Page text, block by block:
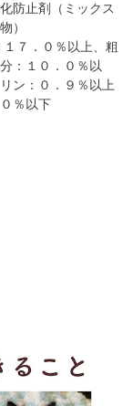
防止剤（ミックス
）
７．０％以上、粗
：１０．０％以
ン：０．９％以上
％以下